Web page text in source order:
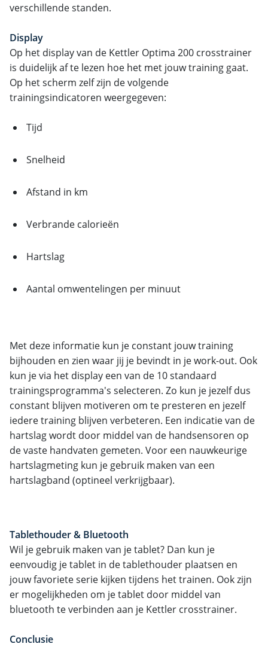
verschillende standen.
Display
Op het display van de Kettler Optima 200 crosstrainer
is duidelijk af te lezen hoe het met jouw training gaat.
Op het scherm zelf zijn de volgende
trainingsindicatoren weergegeven:
Tijd
Snelheid
Afstand in km
Verbrande calorieën
Hartslag
Aantal omwentelingen per minuut
Met deze informatie kun je constant jouw training
bijhouden en zien waar jij je bevindt in je work-out. Ook
kun je via het display een van de 10 standaard
trainingsprogramma's selecteren. Zo kun je jezelf dus
constant blijven motiveren om te presteren en jezelf
iedere training blijven verbeteren. Een indicatie van de
hartslag wordt door middel van de handsensoren op
de vaste handvaten gemeten. Voor een nauwkeurige
hartslagmeting kun je gebruik maken van een
hartslagband (optineel verkrijgbaar).
Tablethouder & Bluetooth
Wil je gebruik maken van je tablet? Dan kun je
eenvoudig je tablet in de tablethouder plaatsen en
jouw favoriete serie kijken tijdens het trainen. Ook zijn
er mogelijkheden om je tablet door middel van
bluetooth te verbinden aan je Kettler crosstrainer.
Conclusie